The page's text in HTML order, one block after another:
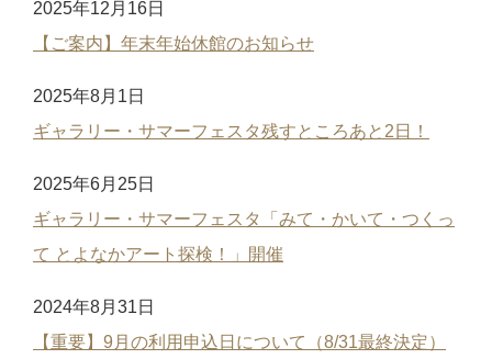
2025年12月16日
【ご案内】年末年始休館のお知らせ
2025年8月1日
ギャラリー・サマーフェスタ残すところあと2日！
2025年6月25日
ギャラリー・サマーフェスタ「みて・かいて・つくっ
て とよなかアート探検！」開催
2024年8月31日
【重要】9月の利用申込日について（8/31最終決定）